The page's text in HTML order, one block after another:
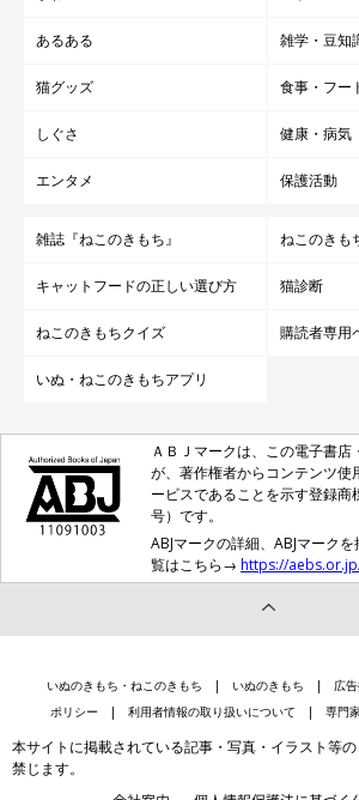
あるある 雑学・豆知
猫グッズ 食事・フー
しぐさ 健康・病気
エンタメ 保護活動
雑誌『ねこのきもち』 ねこのきも
キャットフードの正しい選び方 猫診断
ねこのきもちクイズ 購読者専用
いぬ・ねこのきもちアプリ
ＡＢＪマークは、この電子書店
が、著作権者からコンテンツ使
ービスであることを示す登録
号）です。
ABJマークの詳細、ABJマーク
覧はこちら→ https://
いぬのきもち・ねこのきもち いぬのきもち 広
ポリシー
利用者情報の取り扱いについて 専門
本サイトに掲載されている記事・写真・イラスト等
禁じます。